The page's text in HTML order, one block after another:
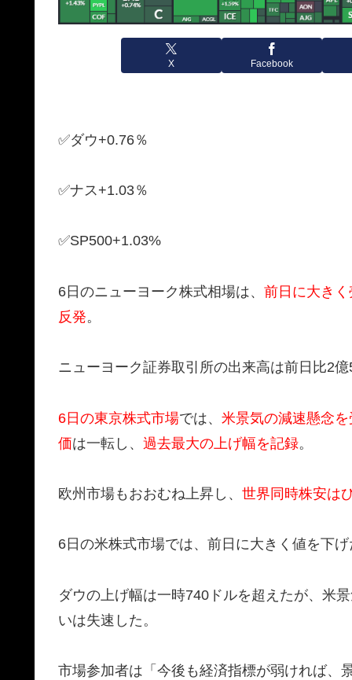
X Facebook
✅ダウ+0.76％
✅ナス+1.03％
✅SP500+1.03%
6日のニューヨーク株式相場は、 前日に大き
反発。
ニューヨーク証券取引所の出来高は前日比2
6日の東京株式市場では、 米景気の減速懸念
価は一転し、 過去最大の上げ幅を記録。
欧州市場もおおむね上昇し、 世界同時株安は
6日の米株式市場では、前日に大きく値を下
ダウの上げ幅は一時740ドルを超えたが、米
いは失速した。
市場参加者は「今後も経済指標が弱ければ、